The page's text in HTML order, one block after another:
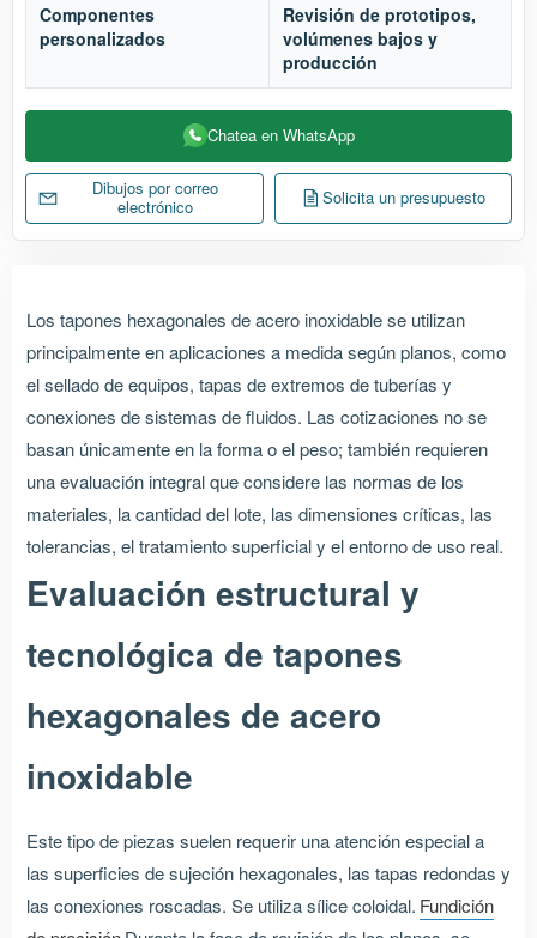
Componentes
personalizados
Revisión de prototipos,
volúmenes bajos y
producción
Chatea en WhatsApp
Dibujos por correo
electrónico
Solicita un presupuesto
Los tapones hexagonales de acero inoxidable se utilizan
principalmente en aplicaciones a medida según planos, como
el sellado de equipos, tapas de extremos de tuberías y
conexiones de sistemas de fluidos. Las cotizaciones no se
basan únicamente en la forma o el peso; también requieren
una evaluación integral que considere las normas de los
materiales, la cantidad del lote, las dimensiones críticas, las
tolerancias, el tratamiento superficial y el entorno de uso real.
Evaluación estructural y
tecnológica de tapones
hexagonales de acero
inoxidable
Este tipo de piezas suelen requerir una atención especial a
las superficies de sujeción hexagonales, las tapas redondas y
las conexiones roscadas. Se utiliza sílice coloidal. Fundición